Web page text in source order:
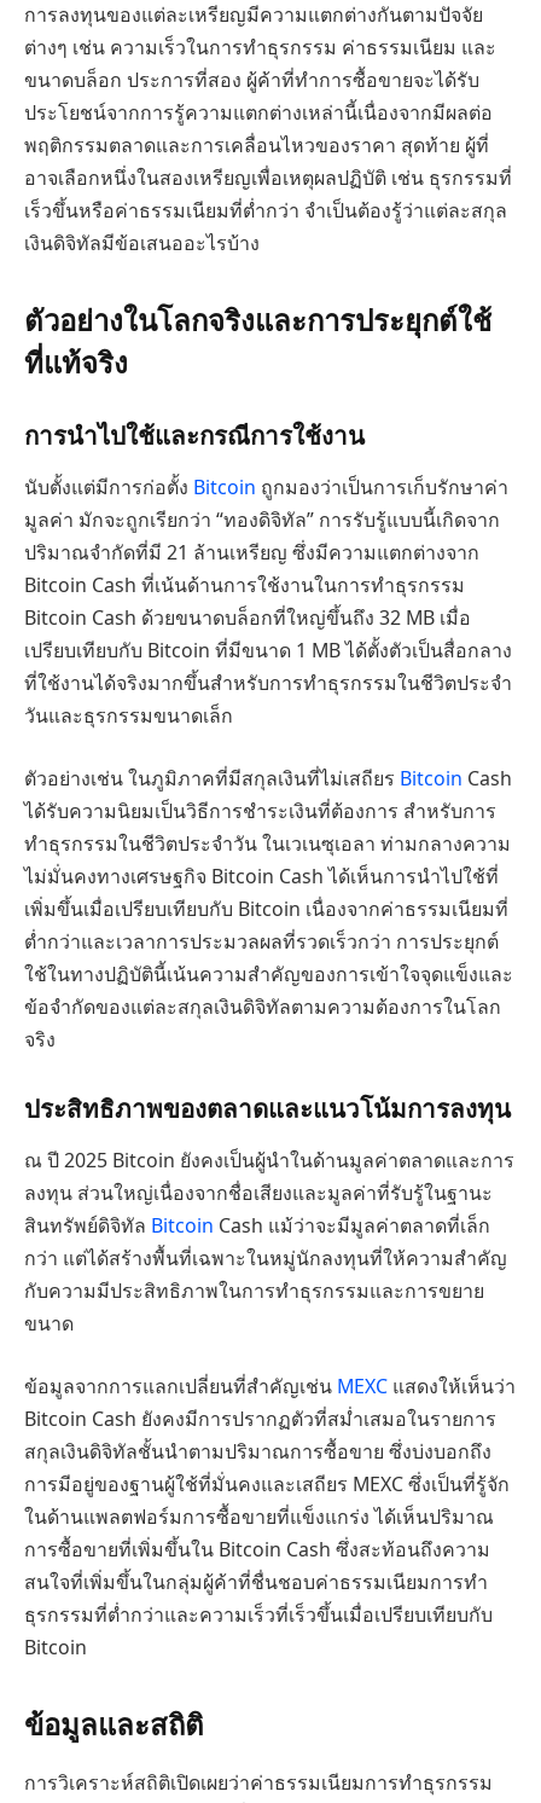
การลงทุนของแต่ละเหรียญมีความแตกต่างกันตามปัจจัย
ต่างๆ เช่น ความเร็วในการทำธุรกรรม ค่าธรรมเนียม และ
ขนาดบล็อก ประการที่สอง ผู้ค้าที่ทำการซื้อขายจะได้รับ
ประโยชน์จากการรู้ความแตกต่างเหล่านี้เนื่องจากมีผลต่อ
พฤติกรรมตลาดและการเคลื่อนไหวของราคา สุดท้าย ผู้ที่
อาจเลือกหนึ่งในสองเหรียญเพื่อเหตุผลปฏิบัติ เช่น ธุรกรรมที่
เร็วขึ้นหรือค่าธรรมเนียมที่ต่ำกว่า จำเป็นต้องรู้ว่าแต่ละสกุล
เงินดิจิทัลมีข้อเสนออะไรบ้าง
ตัวอย่างในโลกจริงและการประยุกต์ใช้
ที่แท้จริง
การนำไปใช้และกรณีการใช้งาน
นับตั้งแต่มีการก่อตั้ง Bitcoin ถูกมองว่าเป็นการเก็บรักษาค่า
มูลค่า มักจะถูกเรียกว่า “ทองดิจิทัล” การรับรู้แบบนี้เกิดจาก
ปริมาณจำกัดที่มี 21 ล้านเหรียญ ซึ่งมีความแตกต่างจาก
Bitcoin Cash ที่เน้นด้านการใช้งานในการทำธุรกรรม
Bitcoin Cash ด้วยขนาดบล็อกที่ใหญ่ขึ้นถึง 32 MB เมื่อ
เปรียบเทียบกับ Bitcoin ที่มีขนาด 1 MB ได้ตั้งตัวเป็นสื่อกลาง
ที่ใช้งานได้จริงมากขึ้นสำหรับการทำธุรกรรมในชีวิตประจำ
วันและธุรกรรมขนาดเล็ก
ตัวอย่างเช่น ในภูมิภาคที่มีสกุลเงินที่ไม่เสถียร Bitcoin Cash
ได้รับความนิยมเป็นวิธีการชำระเงินที่ต้องการ สำหรับการ
ทำธุรกรรมในชีวิตประจำวัน ในเวเนซุเอลา ท่ามกลางความ
ไม่มั่นคงทางเศรษฐกิจ Bitcoin Cash ได้เห็นการนำไปใช้ที่
เพิ่มขึ้นเมื่อเปรียบเทียบกับ Bitcoin เนื่องจากค่าธรรมเนียมที่
ต่ำกว่าและเวลาการประมวลผลที่รวดเร็วกว่า การประยุกต์
ใช้ในทางปฏิบัตินี้เน้นความสำคัญของการเข้าใจจุดแข็งและ
ข้อจำกัดของแต่ละสกุลเงินดิจิทัลตามความต้องการในโลก
จริง
ประสิทธิภาพของตลาดและแนวโน้มการลงทุน
ณ ปี 2025 Bitcoin ยังคงเป็นผู้นำในด้านมูลค่าตลาดและการ
ลงทุน ส่วนใหญ่เนื่องจากชื่อเสียงและมูลค่าที่รับรู้ในฐานะ
สินทรัพย์ดิจิทัล Bitcoin Cash แม้ว่าจะมีมูลค่าตลาดที่เล็ก
กว่า แต่ได้สร้างพื้นที่เฉพาะในหมู่นักลงทุนที่ให้ความสำคัญ
กับความมีประสิทธิภาพในการทำธุรกรรมและการขยาย
ขนาด
ข้อมูลจากการแลกเปลี่ยนที่สำคัญเช่น MEXC แสดงให้เห็นว่า
Bitcoin Cash ยังคงมีการปรากฏตัวที่สม่ำเสมอในรายการ
สกุลเงินดิจิทัลชั้นนำตามปริมาณการซื้อขาย ซึ่งบ่งบอกถึง
การมีอยู่ของฐานผู้ใช้ที่มั่นคงและเสถียร MEXC ซึ่งเป็นที่รู้จัก
ในด้านแพลตฟอร์มการซื้อขายที่แข็งแกร่ง ได้เห็นปริมาณ
การซื้อขายที่เพิ่มขึ้นใน Bitcoin Cash ซึ่งสะท้อนถึงความ
สนใจที่เพิ่มขึ้นในกลุ่มผู้ค้าที่ชื่นชอบค่าธรรมเนียมการทำ
ธุรกรรมที่ต่ำกว่าและความเร็วที่เร็วขึ้นเมื่อเปรียบเทียบกับ
Bitcoin
ข้อมูลและสถิติ
การวิเคราะห์สถิติเปิดเผยว่าค่าธรรมเนียมการทำธุรกรรม